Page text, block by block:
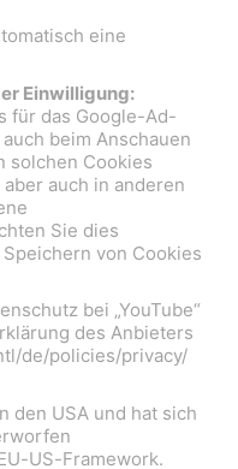
eine
Einwilligung:
für das Google-Ad-
beim Anschauen
solchen Cookies
auch in anderen
Sie dies
von Cookies
bei „YouTube“
des Anbieters
de/policies/privacy/
den USA und hat sich
US-Framework.